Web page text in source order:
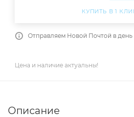
КУПИТЬ В 1
Отправляем Новой Почтой в день
Цена и наличие актуальны!
Описание